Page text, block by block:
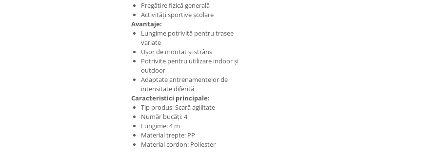
Pregătire fizică generală
Activități sportive școlare
Avantaje:
Lungime potrivită pentru trasee
variate
Ușor de montat și strâns
Potrivite pentru utilizare indoor și
outdoor
Adaptate antrenamentelor de
intensitate diferită
Caracteristici principale:
Tip produs: Scară agilitate
Număr bucăți: 4
Lungime: 4 m
Material trepte: PP
Material cordon: Poliester